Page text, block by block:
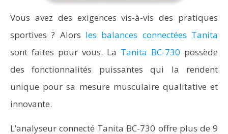
Vous avez des exigences vis-à-vis des pratiques
sportives ? Alors les balances connectées Tanita
sont faites pour vous. La Tanita BC-730 possède
des fonctionnalités puissantes qui la rendent
unique pour sa mesure musculaire qualitative et
innovante.
L’analyseur connecté Tanita BC-730 offre plus de 9